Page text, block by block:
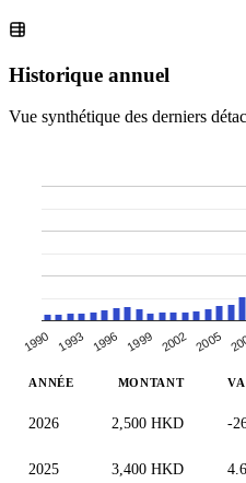
Historique annuel
Vue synthétique des derniers
1990 1993 1996 1999 2002 2005
ANNÉE MONTANT
2026 2,500 HKD -
2025 3,400 HKD